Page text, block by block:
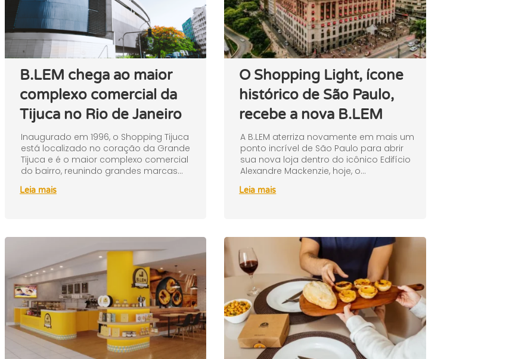
B.LEM chega ao maior
complexo comercial da
Tijuca no Rio de Janeiro
Inaugurado em 1996, o Shopping Tijuca
está localizado no coração da Grande
Tijuca e é o maior complexo comercial
do bairro, reunindo grandes marcas...
Leia mais
O Shopping Light, ícone
histórico de São Paulo,
recebe a nova B.LEM
A B.LEM aterriza novamente em mais um
ponto incrível de São Paulo para abrir
sua nova loja dentro do icônico Edifício
Alexandre Mackenzie, hoje, o...
Leia mais